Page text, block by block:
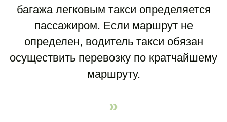
багажа легковым такси определяется
пассажиром. Если маршрут не
определен, водитель такси обязан
осуществить перевозку по кратчайшему
маршруту.